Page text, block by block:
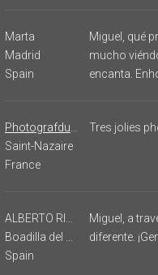
Marta
Madrid
Spain
Miguel, qué
mucho
encanta.
Saint-Nazaire
France
Tres jolies
Boadilla del Monte
Spain
Miguel, a
diferente.